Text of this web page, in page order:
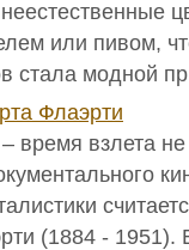
или пивом,
стала модной
Флаэрти
время взлета не
(1884 -